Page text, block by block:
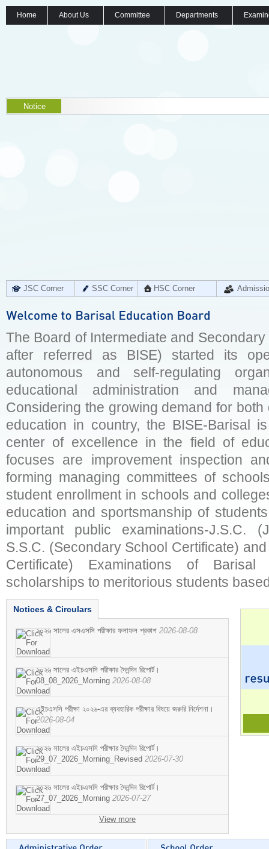
Home About Us Committee Departments
Notice
JSC Corner SSC Corner HSC Corner
The Board of Intermediate and
after referred as BISE) started its
autonomous and self-regulating
educational administration and
Considering the growing demand for
education in country, the BISE-Barisal
center of excellence in the field of
focuses are improvement inspection
forming managing committees of
student enrollment in schools and
education and sportsmanship of
important public examinations-J.S.C.
S.S.C. (Secondary School Certificate)
Certificate) Examinations of
scholarships to meritorious students
Notices & Circulars
২০২৬ সালের এসএসসি পরীক্ষার ফলাফল প্রকাশ 2026-08-08
২০২৬ সালের এইচএসসি পরীক্ষার দৈনন্দিন রিপোর্ট।
08_08_2026_Morning 2026-08-08
এইচএসসি পরীক্ষা ২০২৬-এর ব্যবহারিক পরীক্ষার বিষয়ে জরুরি নির্দেশনা।
2026-08-04
২০২৬ সালের এইচএসসি পরীক্ষার দৈনন্দিন রিপোর্ট।
29_07_2026_Morning_Revised 2026-07-30
২০২৬ সালের এইচএসসি পরীক্ষার দৈনন্দিন রিপোর্ট।
27_07_2026_Morning 2026-07-27
View more